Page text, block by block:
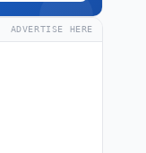
ADVERTISE HERE